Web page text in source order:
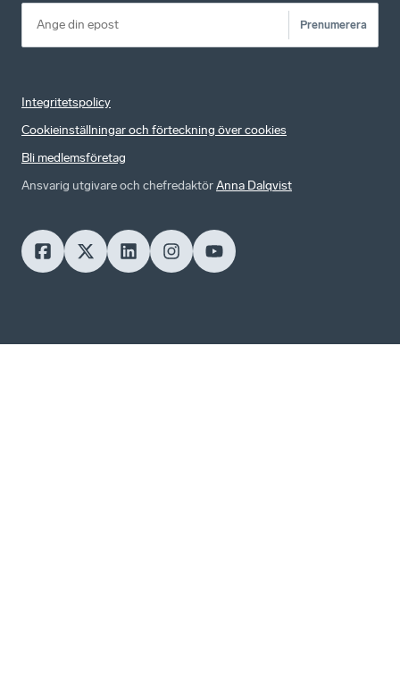
Prenumerera
Integritetspolicy
Cookieinställningar och förteckning över cookies
Bli medlemsföretag
Ansvarig utgivare och chefredaktörAnna Dalqvist